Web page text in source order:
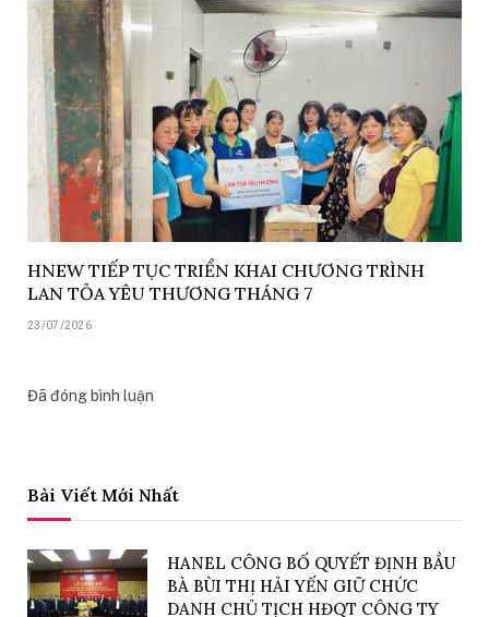
HNEW TIẾP TỤC TRIỂN KHAI CHƯƠNG TRÌNH
LAN TỎA YÊU THƯƠNG THÁNG 7
23/07/2026
Đã đóng bình luận
Bài Viết Mới Nhất
HANEL CÔNG BỐ QUYẾT ĐỊNH BẦU
BÀ BÙI THỊ HẢI YẾN GIỮ CHỨC
DANH CHỦ TỊCH HĐQT CÔNG TY